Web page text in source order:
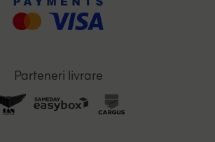
Parteneri livrare